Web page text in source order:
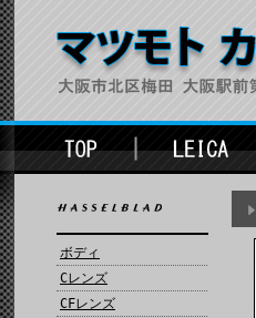
ボディ
Cレンズ
CFレンズ